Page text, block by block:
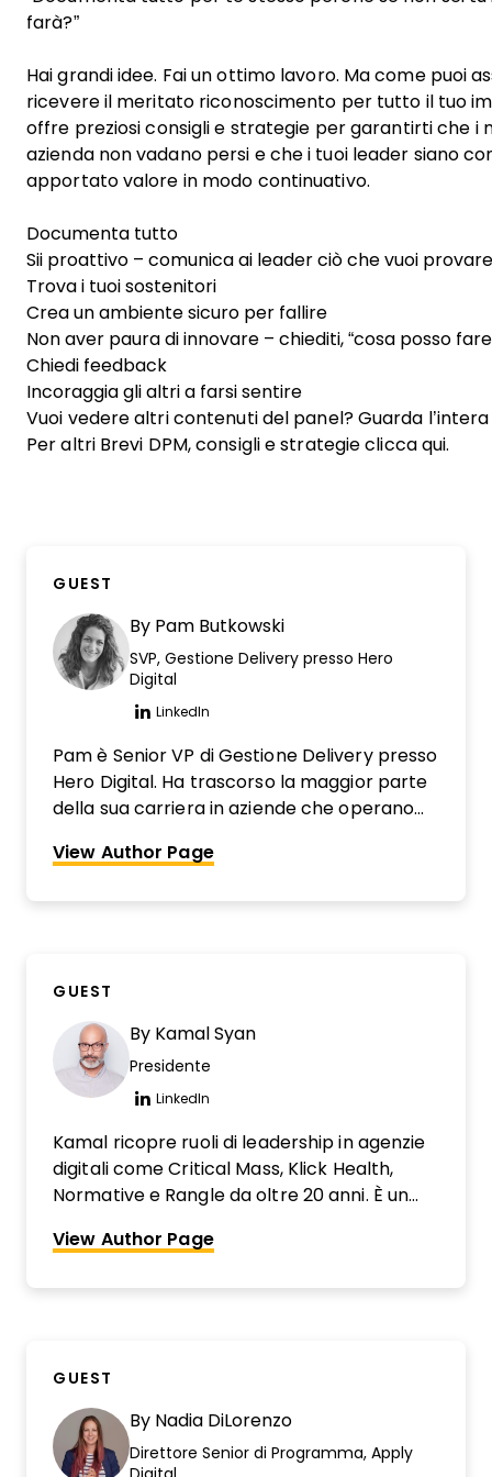
farà?”
Hai grandi idee. Fai un ottimo lavoro. Ma come puoi
ricevere il meritato riconoscimento per tutto il tuo
offre preziosi consigli e strategie per garantirti che i
azienda non vadano persi e che i tuoi leader siano
apportato valore in modo continuativo.
Documenta tutto
Sii proattivo – comunica ai leader ciò che vuoi provare
Trova i tuoi sostenitori
Crea un ambiente sicuro per fallire
Non aver paura di innovare – chiediti, “cosa posso
Chiedi feedback
Incoraggia gli altri a farsi sentire
Vuoi vedere altri contenuti del panel? Guarda
Per altri Brevi DPM, consigli e strategieclicca qui.
GUEST
By Pam Butkowski
SVP, Gestione Delivery presso Hero
Digital
LinkedIn
Opens new window
Pam è Senior VP di Gestione Delivery presso
Hero Digital. Ha trascorso la maggior parte
della sua carriera in aziende che operano
management digitale in organizzazioni
particolarmente appassionata nella
costruzione di team di PM forti e nel
rispondere all'antica domanda su come
gestire progetti agili in un'organizzazione
orientata al cliente.
View Author Page
GUEST
By Kamal Syan
Presidente
LinkedIn
Opens new window
Kamal ricopre ruoli di leadership in agenzie
digitali come Critical Mass, Klick Health,
Normative e Rangle da oltre 20 anni. È un
clienti come Mercedes Benz, Rolex,
View Author Page
GUEST
By Nadia DiLorenzo
Direttore Senior di Programma, Apply